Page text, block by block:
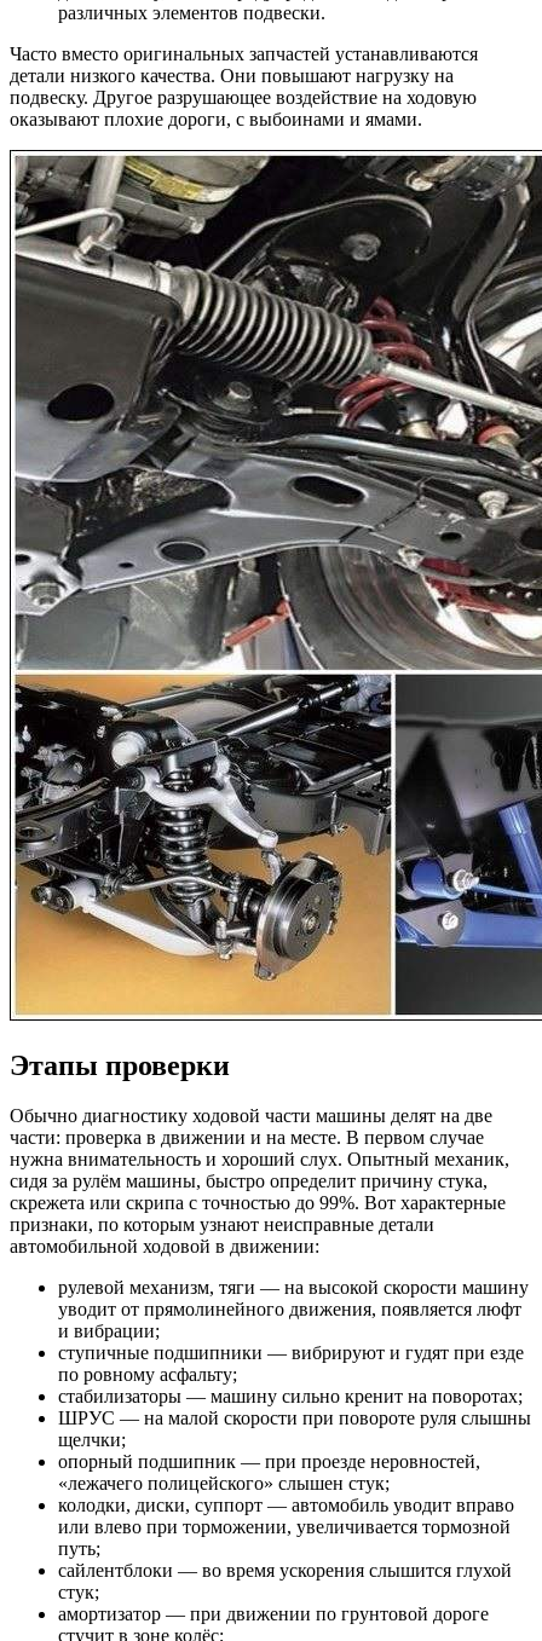
различных элементов подвески.
Часто вместо оригинальных запчастей устанавливаются
детали низкого качества. Они повышают нагрузку на
подвеску. Другое разрушающее воздействие на ходовую
оказывают плохие дороги, с выбоинами и ямами.
Этапы проверки
Обычно диагностику ходовой части машины делят на две
части: проверка в движении и на месте. В первом случае
нужна внимательность и хороший слух. Опытный механик,
сидя за рулём машины, быстро определит причину стука,
скрежета или скрипа с точностью до 99%. Вот характерные
признаки, по которым узнают неисправные детали
автомобильной ходовой в движении:
рулевой механизм, тяги — на высокой скорости машину
уводит от прямолинейного движения, появляется люфт
и вибрации;
ступичные подшипники — вибрируют и гудят при езде
по ровному асфальту;
стабилизаторы — машину сильно кренит на поворотах;
ШРУС — на малой скорости при повороте руля слышны
щелчки;
опорный подшипник — при проезде неровностей,
«лежачего полицейского» слышен стук;
колодки, диски, суппорт — автомобиль уводит вправо
или влево при торможении, увеличивается тормозной
путь;
сайлентблоки — во время ускорения слышится глухой
стук;
амортизатор — при движении по грунтовой дороге
стучит в зоне колёс;